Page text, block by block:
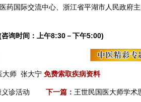
药国际交流中心、浙江省平湖市人民政府
询时间：上午8:30－下午5:00)
大师 张大宁 免费索取疾病资料
诊活动 下一篇： 王世民国医大师学术